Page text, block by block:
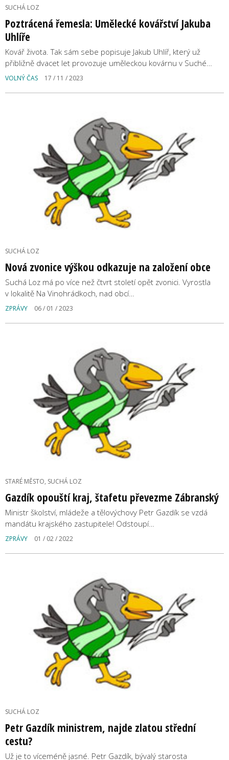
SUCHÁ LOZ
Poztrácená řemesla: Umělecké kovářství Jakuba
Uhlíře
Kovář života. Tak sám sebe popisuje Jakub Uhlíř, který už
přibližně dvacet let provozuje uměleckou kovárnu v Suché…
VOLNÝ ČAS 17 / 11 / 2023
SUCHÁ LOZ
Nová zvonice výškou odkazuje na založení obce
Suchá Loz má po více než čtvrt století opět zvonici. Vyrostla
v lokalitě Na Vinohrádkoch, nad obcí…
ZPRÁVY 06 / 01 / 2023
STARÉ MĚSTO, SUCHÁ LOZ
Gazdík opouští kraj, štafetu převezme Zábranský
Ministr školství, mládeže a tělovýchovy Petr Gazdík se vzdá
mandátu krajského zastupitele! Odstoupí…
ZPRÁVY 01 / 02 / 2022
SUCHÁ LOZ
Petr Gazdík ministrem, najde zlatou střední
cestu?
Už je to víceméně jasné. Petr Gazdík, bývalý starosta